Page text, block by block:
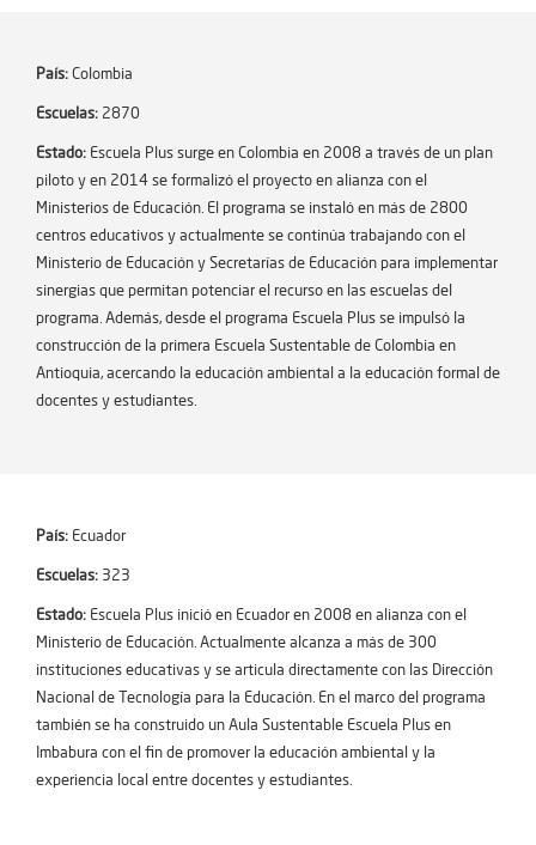
País: Colombia
Escuelas: 2870
Estado: Escuela Plus surge en Colombia en 2008 a través de un plan
piloto y en 2014 se formalizó el proyecto en alianza con el
Ministerios de Educación. El programa se instaló en más de 2800
centros educativos y actualmente se continúa trabajando con el
Ministerio de Educación y Secretarías de Educación para implementar
sinergias que permitan potenciar el recurso en las escuelas del
programa. Además, desde el programa Escuela Plus se impulsó la
construcción de la primera Escuela Sustentable de Colombia en
Antioquia, acercando la educación ambiental a la educación formal de
docentes y estudiantes.
País: Ecuador
Escuelas: 323
Estado: Escuela Plus inició en Ecuador en 2008 en alianza con el
Ministerio de Educación. Actualmente alcanza a más de 300
instituciones educativas y se articula directamente con las Dirección
Nacional de Tecnología para la Educación. En el marco del programa
también se ha construido un Aula Sustentable Escuela Plus en
Imbabura con el fin de promover la educación ambiental y la
experiencia local entre docentes y estudiantes.